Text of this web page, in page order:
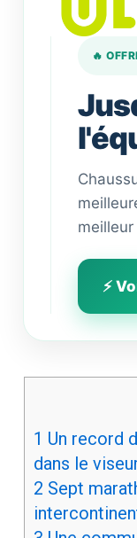
🔥
⚡
1 Un record
dans le
2 Sept